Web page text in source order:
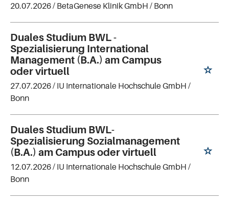
20.07.2026 / BetaGenese Klinik GmbH / Bonn
Duales Studium BWL -
Spezialisierung International
Management (B.A.) am Campus
oder virtuell
27.07.2026 / IU Internationale Hochschule GmbH /
Bonn
Duales Studium BWL-
Spezialisierung Sozialmanagement
(B.A.) am Campus oder virtuell
12.07.2026 / IU Internationale Hochschule GmbH /
Bonn